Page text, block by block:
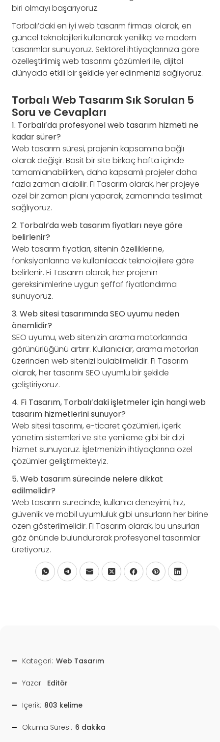
biri olmayı başarıyoruz.
Torbalı’daki en iyi web tasarım firması olarak, en
güncel teknolojileri kullanarak yenilikçi ve modern
tasarımlar sunuyoruz. Sektörel ihtiyaçlarınıza göre
özelleştirilmiş web tasarımı çözümleri ile, dijital
dünyada etkili bir şekilde yer edinmenizi sağlıyoruz.
Torbalı Web Tasarım Sık Sorulan 5
Soru ve Cevapları
1. Torbalı’da profesyonel web tasarım hizmeti ne
kadar sürer?
Web tasarım süresi, projenin kapsamına bağlı
olarak değişir. Basit bir site birkaç hafta içinde
tamamlanabilirken, daha kapsamlı projeler daha
fazla zaman alabilir. Fi Tasarım olarak, her projeye
özel bir zaman planı yaparak, zamanında teslimat
sağlıyoruz.
2. Torbalı’da web tasarım fiyatları neye göre
belirlenir?
Web tasarım fiyatları, sitenin özelliklerine,
fonksiyonlarına ve kullanılacak teknolojilere göre
belirlenir. Fi Tasarım olarak, her projenin
gereksinimlerine uygun şeffaf fiyatlandırma
sunuyoruz.
3. Web sitesi tasarımında SEO uyumu neden
önemlidir?
SEO uyumu, web sitenizin arama motorlarında
görünürlüğünü artırır. Kullanıcılar, arama motorları
üzerinden web sitenizi bulabilmelidir. Fi Tasarım
olarak, her tasarımı SEO uyumlu bir şekilde
geliştiriyoruz.
4. Fi Tasarım, Torbalı’daki işletmeler için hangi web
tasarım hizmetlerini sunuyor?
Web sitesi tasarımı, e-ticaret çözümleri, içerik
yönetim sistemleri ve site yenileme gibi bir dizi
hizmet sunuyoruz. İşletmenizin ihtiyaçlarına özel
çözümler geliştirmekteyiz.
5. Web tasarım sürecinde nelere dikkat
edilmelidir?
Web tasarım sürecinde, kullanıcı deneyimi, hız,
güvenlik ve mobil uyumluluk gibi unsurların her birine
özen gösterilmelidir. Fi Tasarım olarak, bu unsurları
göz önünde bulundurarak profesyonel tasarımlar
üretiyoruz.
Kategori: Web Tasarım
Yazar: Editör
İçerik: 803 kelime
Okuma Süresi: 6 dakika